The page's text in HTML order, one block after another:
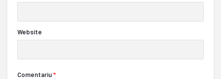
Website
Comentariu*